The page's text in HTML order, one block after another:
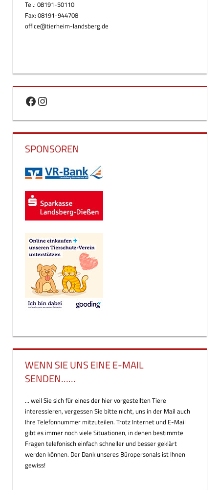
Tel.: 08191-50110
Fax: 08191-944708
office@tierheim-landsberg.de
Facebook
Instagram
SPONSOREN
WENN SIE UNS EINE E-MAIL
SENDEN……
... weil Sie sich für eines der hier vorgestellten Tiere
interessieren, vergessen Sie bitte nicht, uns in der Mail auch
Ihre Telefonnummer mitzuteilen. Trotz Internet und E-Mail
gibt es immer noch viele Situationen, in denen bestimmte
Fragen telefonisch einfach schneller und besser geklärt
werden können. Der Dank unseres Büropersonals ist Ihnen
gewiss!